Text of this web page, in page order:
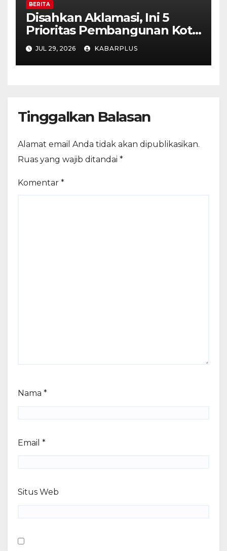
BERITA
Disahkan Aklamasi, Ini 5
Prioritas Pembangunan Kota
Madiun dalam KUA-PPAS
APBD 2027
JUL 29, 2026 KABARPLUS
Tinggalkan Balasan
Alamat email Anda tidak akan dipublikasikan.
Ruas yang wajib ditandai *
Komentar *
Nama *
Email *
Situs Web